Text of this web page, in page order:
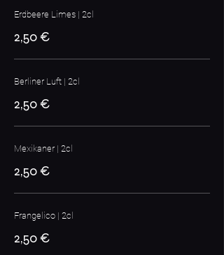
Erdbeere Limes | 2cl
2,50 €
Berliner Luft | 2cl
2,50 €
Mexikaner | 2cl
2,50 €
Frangelico | 2cl
2,50 €